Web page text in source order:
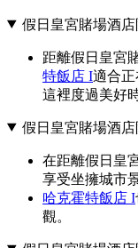
假日皇宮賭場酒
距離假日皇宮
特飯店 I適合
這裡度過美好
假日皇宮賭場酒
在距離假日皇
享受坐擁城市
哈克霍特飯店 I
觀。